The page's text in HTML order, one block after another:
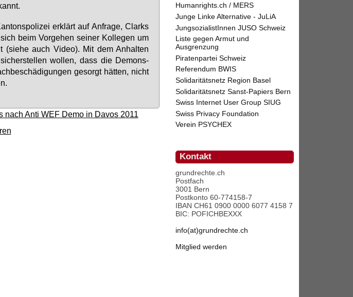
er­klärt auf An­fra­ge, Clarks
beim Vor­ge­hen sei­ner Kol­le­gen um
(sie­he auch Vi­deo). Mit dem An­hal­ten
wol­len, dass die De­mons­
ge­sorgt hät­ten, nicht
nach Anti WEF Demo in Davos 2011
Humanrights.ch / MERS
Junge Linke Alternative - JuLiA
JungsozialistInnen JUSO Schweiz
Liste gegen Armut und
Ausgrenzung
Piratenpartei Schweiz
Referendum BWIS
Solidaritätsnetz Region Basel
Solidaritätsnetz Sanst-Papiers Bern
Swiss Internet User Group SIUG
Swiss Privacy Foundation
Verein PSYCHEX
Kontakt
grundrechte.ch
Postfach
3001 Bern
Postkonto 60-774158-7
IBAN CH61 0900 0000 6077 4158 7
BIC: POFICHBEXXX
info(at)grundrechte.ch
Mitglied werden